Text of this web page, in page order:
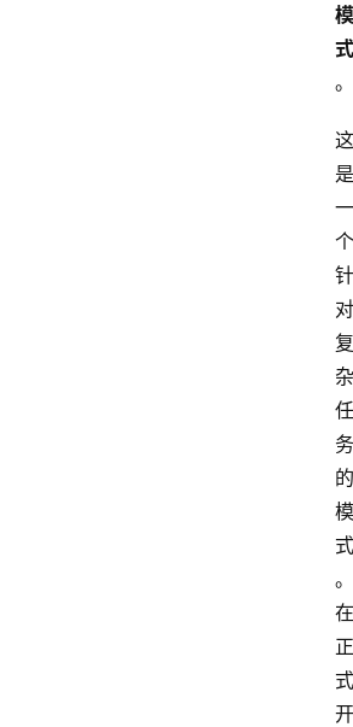
模
式
。
这
是
一
个
针
对
复
杂
任
务
的
模
式
。
在
正
式
开